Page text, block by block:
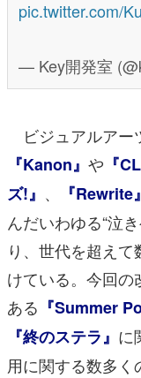
pic.twitter.com/
— Key開発室
ビジュアルアー
『Kanon』 や 『
ズ!』 、 『Rewrite』
んだいわゆる“泣
り、世代を超え
けている。今回
ある 『Summer
『終のステラ』 に
用に関する数多